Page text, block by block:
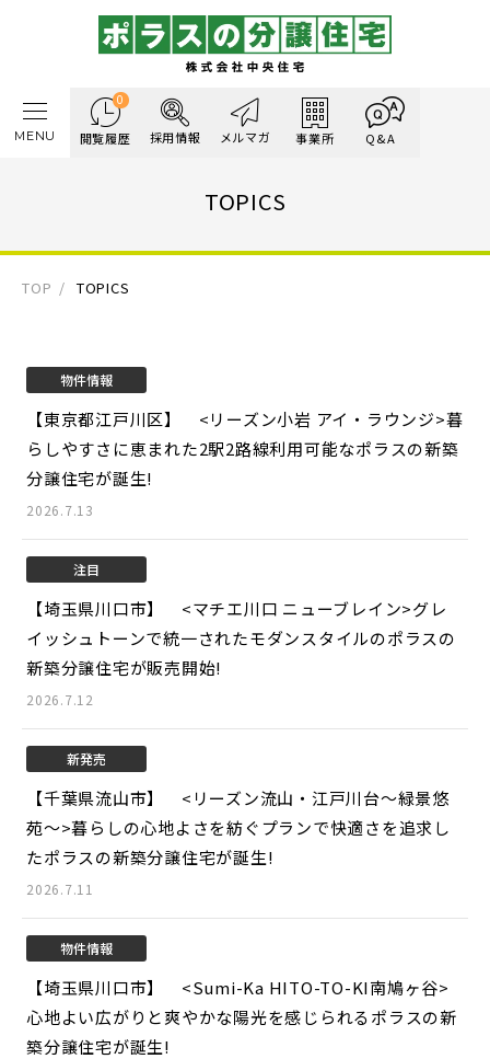
0
閲覧履歴 採用情報 メルマガ 事業所 Q&A
MENU
TOPICS
TOP TOPICS
物件情報
【東京都江戸川区】 <リーズン小岩 アイ・ラウンジ>暮
らしやすさに恵まれた2駅2路線利用可能なポラスの新築
分譲住宅が誕生!
2026.7.13
注目
【埼玉県川口市】 <マチエ川口 ニューブレイン>グレ
イッシュトーンで統一されたモダンスタイルのポラスの
新築分譲住宅が販売開始!
2026.7.12
新発売
【千葉県流山市】 <リーズン流山・江戸川台～緑景悠
苑～>暮らしの心地よさを紡ぐプランで快適さを追求し
たポラスの新築分譲住宅が誕生!
2026.7.11
物件情報
【埼玉県川口市】 <Sumi-Ka HITO-TO-KI南鳩ヶ谷>
心地よい広がりと爽やかな陽光を感じられるポラスの新
築分譲住宅が誕生!